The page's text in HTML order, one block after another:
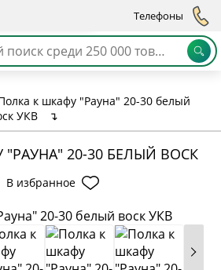
Телефоны
к шкафу "Рауна" 20-30 белый
УКВ
↴
20-30 БЕЛЫЙ ВОСК
В избранное